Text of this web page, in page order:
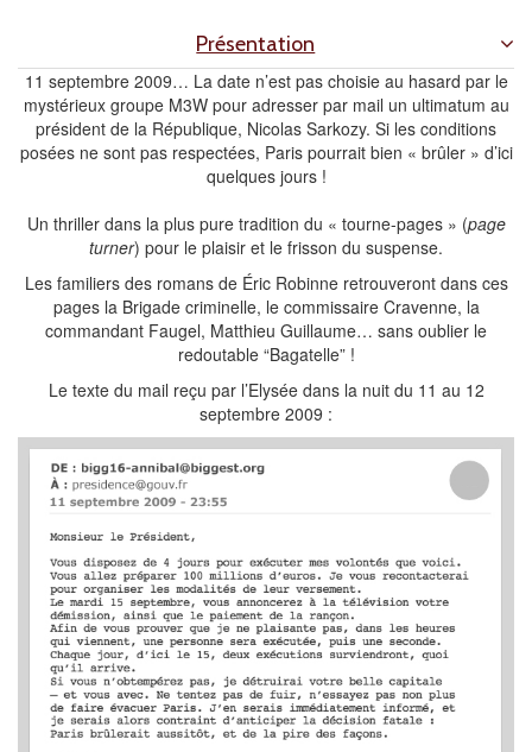
Présentation
11 septembre 2009… La date n’est pas choisie au hasard par le
mystérieux groupe M3W pour adresser par mail un ultimatum au
président de la République, Nicolas Sarkozy. Si les conditions
posées ne sont pas respectées, Paris pourrait bien « brûler » d’ici
quelques jours !
Un thriller dans la plus pure tradition du « tourne-pages » (page
turner) pour le plaisir et le frisson du suspense.
Les familiers des romans de Éric Robinne retrouveront dans ces
pages la Brigade criminelle, le commissaire Cravenne, la
commandant Faugel, Matthieu Guillaume… sans oublier le
redoutable “Bagatelle” !
Le texte du mail reçu par l’Elysée dans la nuit du 11 au 12
septembre 2009 :